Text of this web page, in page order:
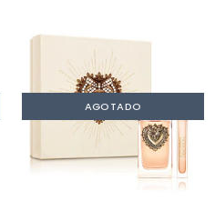
AGOTADO